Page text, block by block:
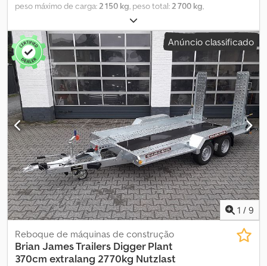
peso máximo de carga:2 150 kg, peso total:2 700 kg,
comprimento do espaço de carga:
de carga:1 300 mm, Reboques para transporte de máquinas na
ANHÄNGERWIRTZ Entrega possível em todo o país! Exemplo sem
compromisso: Brian James Brian James Digger Plant 543-2813-27
280x130cm, suporte para pás, rampas, roda sobressalente, 2700
kg, promoção. Transportador de máquinas Reboque de
plataforma baixa tandem V, chassi - freio por inércia - pneus 14" -
altura da plataforma de carga 38 cm - caçamba de aço
galvanizada com fundo de aço perfurado, olhais de amarração
DIN - suporte para pás montado - rampas de acesso de aço,
dobráveis e deslizantes, roda de apoio... Chedpfjzm N Unsx Apbsa
Preço para levantamento: por favor, faça o pedido por telefone ou
a qualquer hora através da nossa loja online e marque uma data
para o levantamento! 543-0110VERSION29002 07/25
Anúncio classificado
1 / 9
Reboque de máquinas de construção
Brian James Trailers Digger Plant
370cm extralang 2770kg Nutzlast